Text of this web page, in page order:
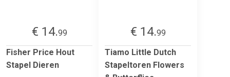
€ 14.99
Fisher Price Hout
Stapel Dieren
€ 14.99
Tiamo Little Dutch
Stapeltoren Flowers